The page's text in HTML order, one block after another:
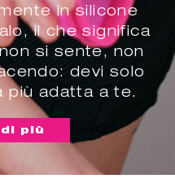
in silicone
il che significa
si sente, non
devi solo
più adatta a te.
più